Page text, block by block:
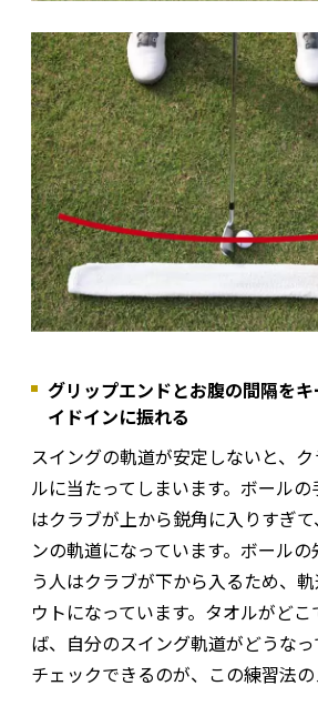
グリップエンドとお腹の間隔を
イドインに振れる
スイングの軌道が安定しないと、
ルに当たってしまいます。ボール
はクラブが上から鋭角に入りすぎ
ンの軌道になっています。ボール
う人はクラブが下から入るため、
ウトになっています。タオルがど
ば、自分のスイング軌道がどうな
チェックできるのが、この練習法の